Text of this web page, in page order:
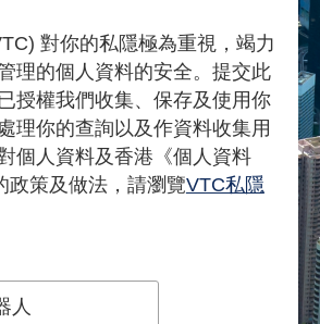
對你的私隱極為重視，竭力
理的個人資料的安全。提交此
授權我們收集、保存及使用你
理你的查詢以及作資料收集用
個人資料及香港《個人資料
政策及做法，請瀏覽VTC私隱
人